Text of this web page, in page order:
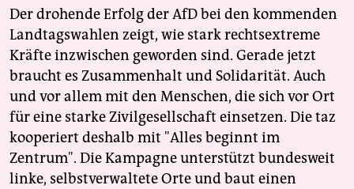
Der drohende Erfolg der AfD bei den kommenden
Landtagswahlen zeigt, wie stark rechtsextreme
Kräfte inzwischen geworden sind. Gerade jetzt
braucht es Zusammenhalt und Solidarität. Auch
und vor allem mit den Menschen, die sich vor Ort
für eine starke Zivilgesellschaft einsetzen. Die taz
kooperiert deshalb mit "Alles beginnt im
Zentrum". Die Kampagne unterstützt bundesweit
linke, selbstverwaltete Orte und baut einen